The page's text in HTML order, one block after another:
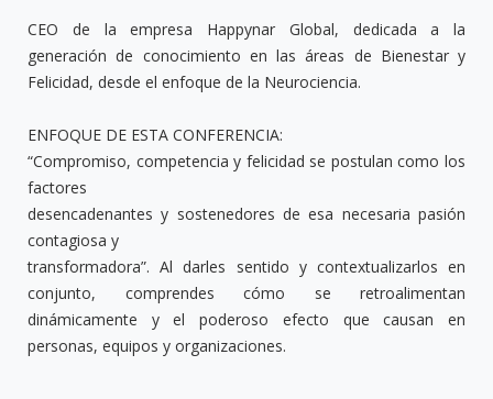
CEO de la empresa Happynar Global, dedicada a la
generación de conocimiento en las áreas de Bienestar y
Felicidad, desde el enfoque de la Neurociencia.
ENFOQUE DE ESTA CONFERENCIA:
“Compromiso, competencia y felicidad se postulan como los
factores
desencadenantes y sostenedores de esa necesaria pasión
contagiosa y
transformadora”. Al darles sentido y contextualizarlos en
conjunto, comprendes cómo se retroalimentan
dinámicamente y el poderoso efecto que causan en
personas, equipos y organizaciones.